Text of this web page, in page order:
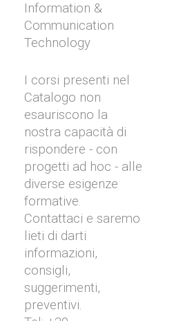
Information &
Communication
Technology
I corsi presenti nel
Catalogo non
esauriscono la
nostra capacità di
rispondere - con
progetti ad hoc - alle
diverse esigenze
formative.
Contattaci e saremo
lieti di darti
informazioni,
consigli,
suggerimenti,
preventivi.